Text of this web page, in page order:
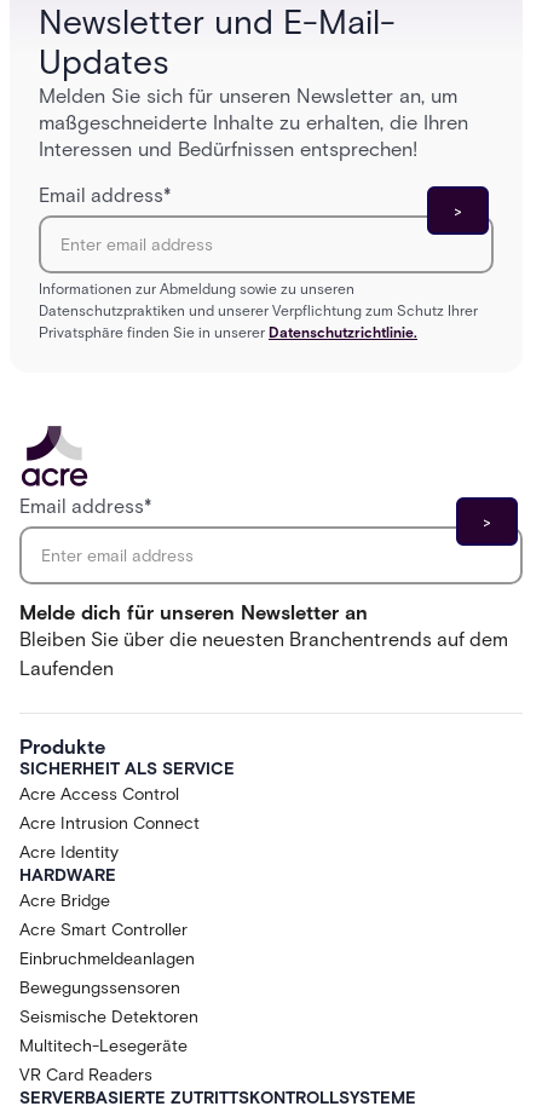
Newsletter und E-Mail-
Updates
Melden Sie sich für unseren Newsletter an, um
maßgeschneiderte Inhalte zu erhalten, die Ihren
Interessen und Bedürfnissen entsprechen!
Email address*
Informationen zur Abmeldung sowie zu unseren
Datenschutzpraktiken und unserer Verpflichtung zum Schutz Ihrer
Privatsphäre finden Sie in unserer Datenschutzrichtlinie.
Melde dich für unseren Newsletter an
Bleiben Sie über die neuesten Branchentrends auf dem
Laufenden
Email address*
Produkte
SICHERHEIT ALS SERVICE
Acre Access Control
Acre Intrusion Connect
Acre Identity
HARDWARE
Acre Bridge
Acre Smart Controller
Einbruchmeldeanlagen
Bewegungssensoren
Seismische Detektoren
Multitech-Lesegeräte
VR Card Readers
SERVERBASIERTE ZUTRITTSKONTROLLSYSTEME